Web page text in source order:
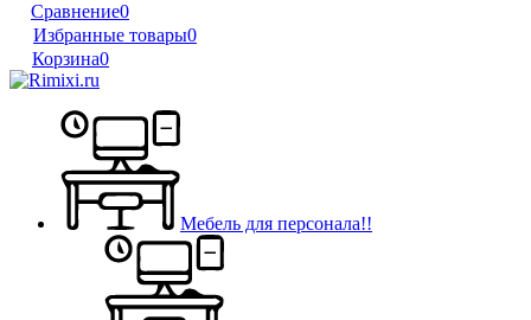
Сравнение0
Избранные товары0
Корзина0
Мебель для персонала!!